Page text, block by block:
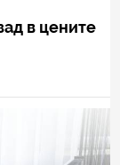
в цените